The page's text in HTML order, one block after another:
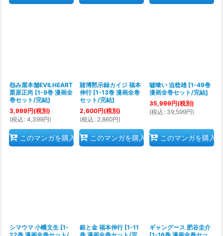
怨み屋本舗EVILHEART
栗原正尚 [1-9巻 漫画全
巻セット/完結]
3,999円(税別)
(税込 : 4,399円)
このマンガを購入
賭博黙示録カイジ 福本
伸行 [1-13巻 漫画全巻
セット/完結]
2,600円(税別)
(税込 : 2,860円)
このマンガを購入
嘘喰い 迫稔雄 [1-49巻
漫画全巻セット/完結]
35,999円(税別)
(税込 : 39,599円)
このマンガを購入
シマウマ 小幡文生 [1-
銀と金 福本伸行 [1-11
ギャングース 肥谷圭介